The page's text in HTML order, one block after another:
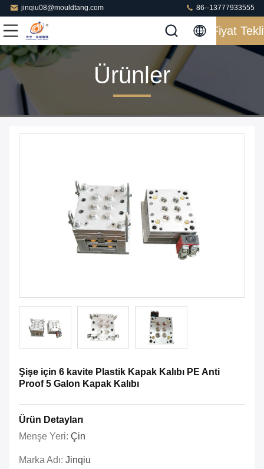
jinqiu08@mouldtang.com 86--13777933555
Fiyat
Ürünler
Şişe için 6 kavite Plastik Kapak Kalıbı PE Anti
Proof 5 Galon Kapak Kalıbı
Ürün Detayları
Menşe Yeri: Çin
Marka Adı: Jinqiu